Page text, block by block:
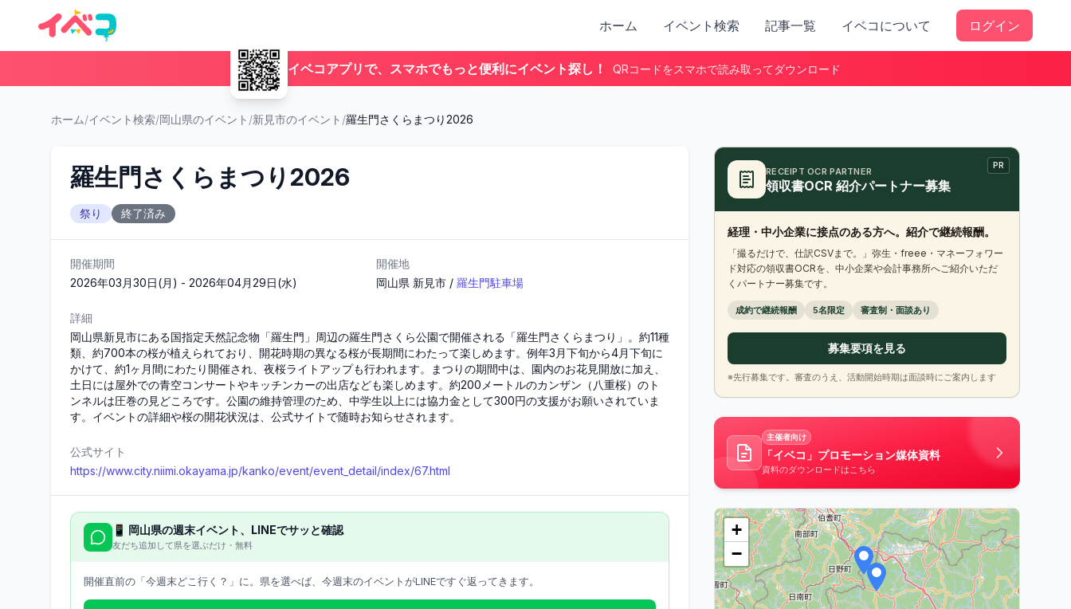
ホーム イベント検索 記事一覧 イベコについて ログイン
イベコアプリで、スマホでもっと便利にイベント探し！ QRコードをスマホで読み取ってダウンロード
ホーム/イベント検索/岡山県のイベント /新見市のイベント /羅生門さくらまつり2026
羅生門さくらまつり2026
祭り 終了済み
開催期間
2026年03月30日(月) - 2026年04月29日(水)
開催地
岡山県 新見市 / 羅生門駐車場
詳細
岡山県新見市にある国指定天然記念物「羅生門」周辺の羅生門さくら公園で開催される「羅生門さくらまつり」。約11種
類、約700本の桜が植えられており、開花時期の異なる桜が長期間にわたって楽しめます。例年3月下旬から4月下旬に
かけて、約1ヶ月間にわたり開催され、夜桜ライトアップも行われます。まつりの期間中は、園内のお花見開放に加え、
土日には屋外での青空コンサートやキッチンカーの出店なども楽しめます。約200メートルのカンザン（八重桜）のト
ンネルは圧巻の見どころです。公園の維持管理のため、中学生以上には協力金として300円の支援がお願いされていま
す。イベントの詳細や桜の開花状況は、公式サイトで随時お知らせされます。
公式サイト
https://www.city.niimi.okayama.jp/kanko/event/event_detail/index/67.html
📱 岡山県の週末イベント、LINEでサッと確認
友だち追加して県を選ぶだけ・無料
開催直前の「今週末どこ行く？」に。県を選べば、今週末のイベントがLINEですぐ返ってきます。
PR
RECEIPT OCR PARTNER
領収書OCR 紹介パートナー募集
経理・中小企業に接点のある方へ。紹介で継続報酬。
「撮るだけで、仕訳CSVまで。」弥生・freee・マネーフォワー
ド対応の領収書OCRを、中小企業や会計事務所へご紹介いただ
くパートナー募集です。
成約で継続報酬 5名限定 審査制・面談あり
募集要項を見る
※先行募集です。審査のうえ、活動開始時期は面談時にご案内します
主催者向け
「イベコ」プロモーション媒体資料
資料のダウンロードはこちら
+
−